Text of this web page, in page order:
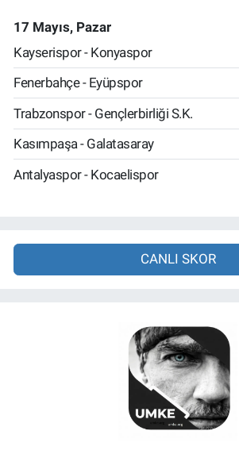
17 Mayıs, Pazar
Kayserispor - Konyaspor
Fenerbahçe - Eyüpspor
Trabzonspor - Gençlerbirliği S.K.
Kasımpaşa - Galatasaray
Antalyaspor - Kocaelispor
CANLI SKOR